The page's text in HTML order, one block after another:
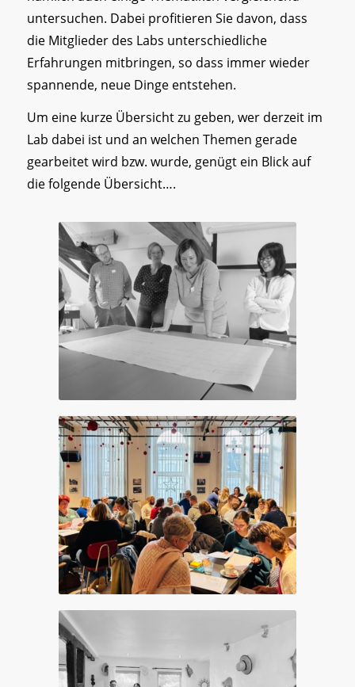
untersuchen. Dabei profitieren Sie davon, dass
die Mitglieder des Labs unterschiedliche
Erfahrungen mitbringen, so dass immer wieder
spannende, neue Dinge entstehen.
Um eine kurze Übersicht zu geben, wer derzeit im
Lab dabei ist und an welchen Themen gerade
gearbeitet wird bzw. wurde, genügt ein Blick auf
die folgende Übersicht….